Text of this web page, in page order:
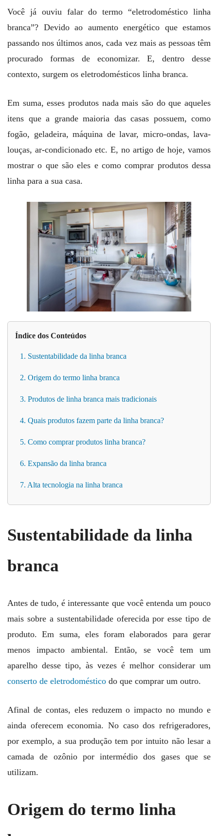
Você já ouviu falar do termo “eletrodoméstico linha
branca”? Devido ao aumento energético que estamos
passando nos últimos anos, cada vez mais as pessoas têm
procurado formas de economizar. E, dentro desse
contexto, surgem os eletrodomésticos linha branca.
Em suma, esses produtos nada mais são do que aqueles
itens que a grande maioria das casas possuem, como
fogão, geladeira, máquina de lavar, micro-ondas, lava-
louças, ar-condicionado etc. E, no artigo de hoje, vamos
mostrar o que são eles e como comprar produtos dessa
linha para a sua casa.
Índice dos Conteúdos
1. Sustentabilidade da linha branca
2. Origem do termo linha branca
3. Produtos de linha branca mais tradicionais
4. Quais produtos fazem parte da linha branca?
5. Como comprar produtos linha branca?
6. Expansão da linha branca
7. Alta tecnologia na linha branca
Sustentabilidade da linha
branca
Antes de tudo, é interessante que você entenda um pouco
mais sobre a sustentabilidade oferecida por esse tipo de
produto. Em suma, eles foram elaborados para gerar
menos impacto ambiental. Então, se você tem um
aparelho desse tipo, às vezes é melhor considerar um
conserto de eletrodoméstico do que comprar um outro.
Afinal de contas, eles reduzem o impacto no mundo e
ainda oferecem economia. No caso dos refrigeradores,
por exemplo, a sua produção tem por intuito não lesar a
camada de ozônio por intermédio dos gases que se
utilizam.
Origem do termo linha